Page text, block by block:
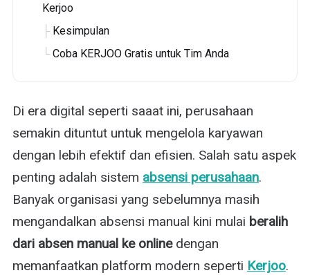
Kerjoo
Kesimpulan
Coba KERJOO Gratis untuk Tim Anda
Di era digital seperti saaat ini, perusahaan
semakin dituntut untuk mengelola karyawan
dengan lebih efektif dan efisien. Salah satu aspek
penting adalah sistem absensi perusahaan.
Banyak organisasi yang sebelumnya masih
mengandalkan absensi manual kini mulai beralih
dari absen manual ke onlinedengan
memanfaatkan platform modern seperti Kerjoo.